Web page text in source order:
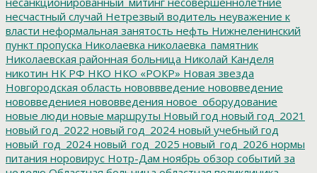
несчастный случай Нетрезвый водитель неуважение к
власти неформальная занятость нефть Нижнеленинский
пункт пропуска Николаевка николаевка_памятник
Николаевская районная больница Николай Канделя
никотин НК РФ НКО НКО «РОКР» Новая звезда
Новгородская область нововвведение нововведение
нововведениея нововведения новое_оборудование
новые люди новые маршруты Новый год новый год_2021
новый год_2022 новый год_2024 новый учебный год
новый_год_2024 новый_год_2025 новый_год_2026 нормы
питания норовирус Нотр-Дам ноябрь обзор событий за